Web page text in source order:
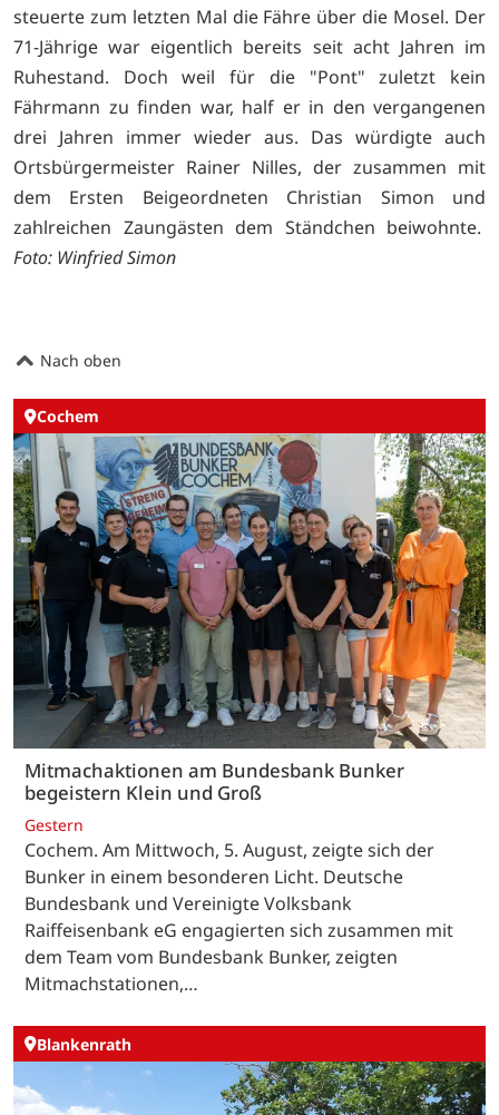
steuerte zum letzten Mal die Fähre über die Mosel. Der
71-Jährige war eigentlich bereits seit acht Jahren im
Ruhestand. Doch weil für die "Pont" zuletzt kein
Fährmann zu finden war, half er in den vergangenen
drei Jahren immer wieder aus. Das würdigte auch
Ortsbürgermeister Rainer Nilles, der zusammen mit
dem Ersten Beigeordneten Christian Simon und
zahlreichen Zaungästen dem Ständchen beiwohnte.
Foto: Winfried Simon
Nach oben
Cochem
Mitmachaktionen am Bundesbank Bunker
begeistern Klein und Groß
Gestern
Cochem. Am Mittwoch, 5. August, zeigte sich der
Bunker in einem besonderen Licht. Deutsche
Bundesbank und Vereinigte Volksbank
Raiffeisenbank eG engagierten sich zusammen mit
dem Team vom Bundesbank Bunker, zeigten
Mitmachstationen,…
Blankenrath